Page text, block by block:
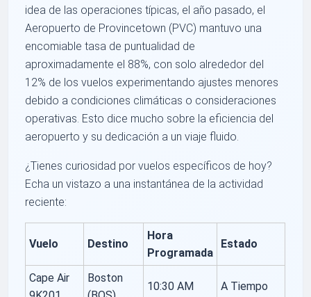
idea de las operaciones típicas, el año pasado, el
Aeropuerto de Provincetown (PVC) mantuvo una
encomiable tasa de puntualidad de
aproximadamente el 88%, con solo alrededor del
12% de los vuelos experimentando ajustes menores
debido a condiciones climáticas o consideraciones
operativas. Esto dice mucho sobre la eficiencia del
aeropuerto y su dedicación a un viaje fluido.
¿Tienes curiosidad por vuelos específicos de hoy?
Echa un vistazo a una instantánea de la actividad
reciente:
Vuelo Destino
Hora
Programada
Estado
Cape Air
Boston
10:30 AM A Tiempo